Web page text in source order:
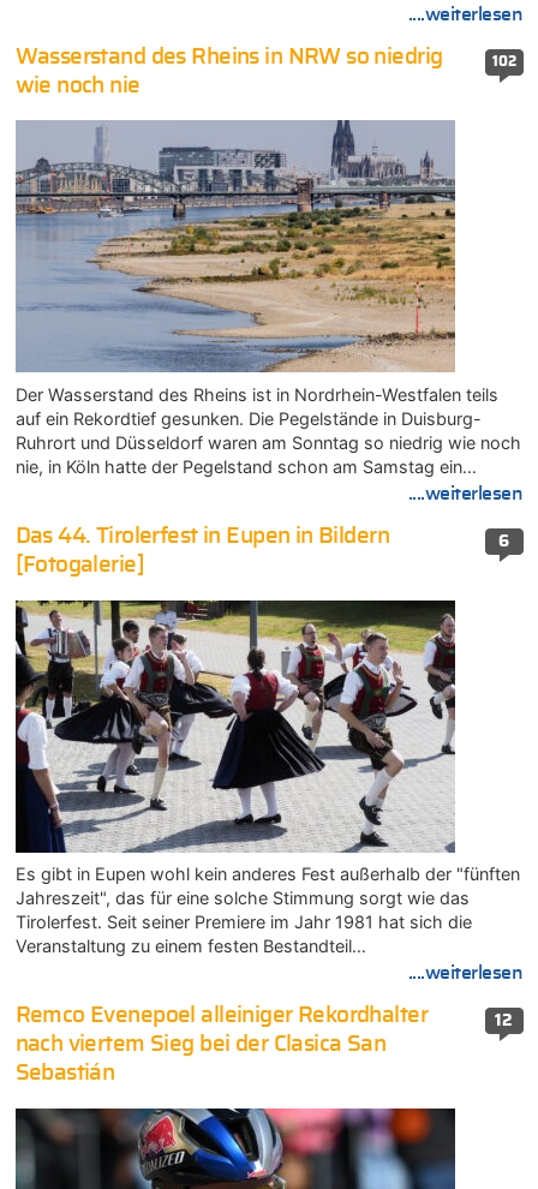
....weiterlesen
102
Wasserstand des Rheins in NRW so niedrig
wie noch nie
Der Wasserstand des Rheins ist in Nordrhein-Westfalen teils
auf ein Rekordtief gesunken. Die Pegelstände in Duisburg-
Ruhrort und Düsseldorf waren am Sonntag so niedrig wie noch
nie, in Köln hatte der Pegelstand schon am Samstag ein…
....weiterlesen
6
Das 44. Tirolerfest in Eupen in Bildern
[Fotogalerie]
Es gibt in Eupen wohl kein anderes Fest außerhalb der "fünften
Jahreszeit", das für eine solche Stimmung sorgt wie das
Tirolerfest. Seit seiner Premiere im Jahr 1981 hat sich die
Veranstaltung zu einem festen Bestandteil…
....weiterlesen
12
Remco Evenepoel alleiniger Rekordhalter
nach viertem Sieg bei der Clasica San
Sebastián